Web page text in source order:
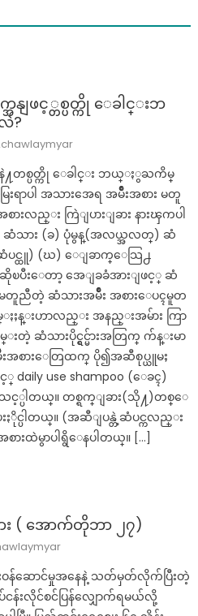
ျဖင့္တစ္ပတ္ကို ေခါင္းဘ
?
တစ္ပတ္ကို ေခါင္း ဘယ္ႏွႀကိမ္
ာပါ အသားအေရ အမ်ိဳးအစား မတူ
လည္း ကြဲျပားျခား နားၾကပါ
ဆံသား (ခ) ပုံမွန္(အလယ္အလတ္) ဆံ
ပင္ထူ) (ဃ) ေျခာက္ေသြ႕
ၿပီးေတာ့ အေျခခံအားျဖင့္ ဆံ
တူညီတဲ့ ဆံသားအမ်ိဳး အစားေပၚမူတ
န္းဟာလည္း အနည္းအမ်ား ကြာ
းတဲ့ ဆံသားပိုင္ရွင္မ်ားအတြက္ က်န္းမာ
အစားေတြထက္ ပို၍အဆီစုပ္ယူမႈ
use shampoo (ေခၚ)
သင့္ပါတယ္။ တစ္ရက္ျခား(သို႔)တစ္ေ
င္ပါတယ္။ (အဆီျပန္တဲ့ဆံပင္ကလည္း
ားထဲမွာပါရွိေနပါတယ္။ […]
ား ( အောက်တိုဘာ ၂၇)
ဝန်ဆောင်မှုအနေနဲ့ သတ်မှတ်လိုက်ပြီးတဲ့
းလိုင်စင်ပြန်လျှောက်ရမယ်လို့